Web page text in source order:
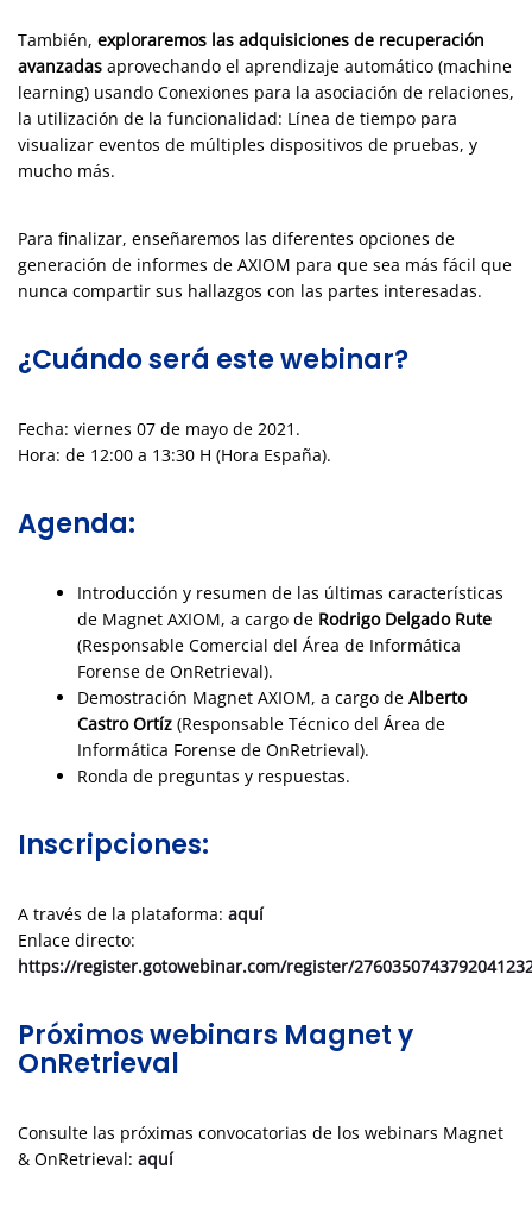
También, exploraremos las adquisiciones de recuperación
avanzadas aprovechando el aprendizaje automático (machine
learning) usando Conexiones para la asociación de relaciones,
la utilización de la funcionalidad: Línea de tiempo para
visualizar eventos de múltiples dispositivos de pruebas, y
mucho más.
Para finalizar, enseñaremos las diferentes opciones de
generación de informes de AXIOM para que sea más fácil que
nunca compartir sus hallazgos con las partes interesadas.
¿Cuándo será este webinar?
Fecha: viernes 07 de mayo de 2021.
Hora: de 12:00 a 13:30 H (Hora España).
Agenda:
Introducción y resumen de las últimas características
de Magnet AXIOM, a cargo de Rodrigo Delgado Rute
(Responsable Comercial del Área de Informática
Forense de OnRetrieval).
Demostración Magnet AXIOM, a cargo de Alberto
Castro Ortíz (Responsable Técnico del Área de
Informática Forense de OnRetrieval).
Ronda de preguntas y respuestas.
Inscripciones:
A través de la plataforma: aquí
Enlace directo:
https://register.gotowebinar.com/register/
Próximos webinars Magnet y
OnRetrieval
Consulte las próximas convocatorias de los webinars Magnet
& OnRetrieval: aquí